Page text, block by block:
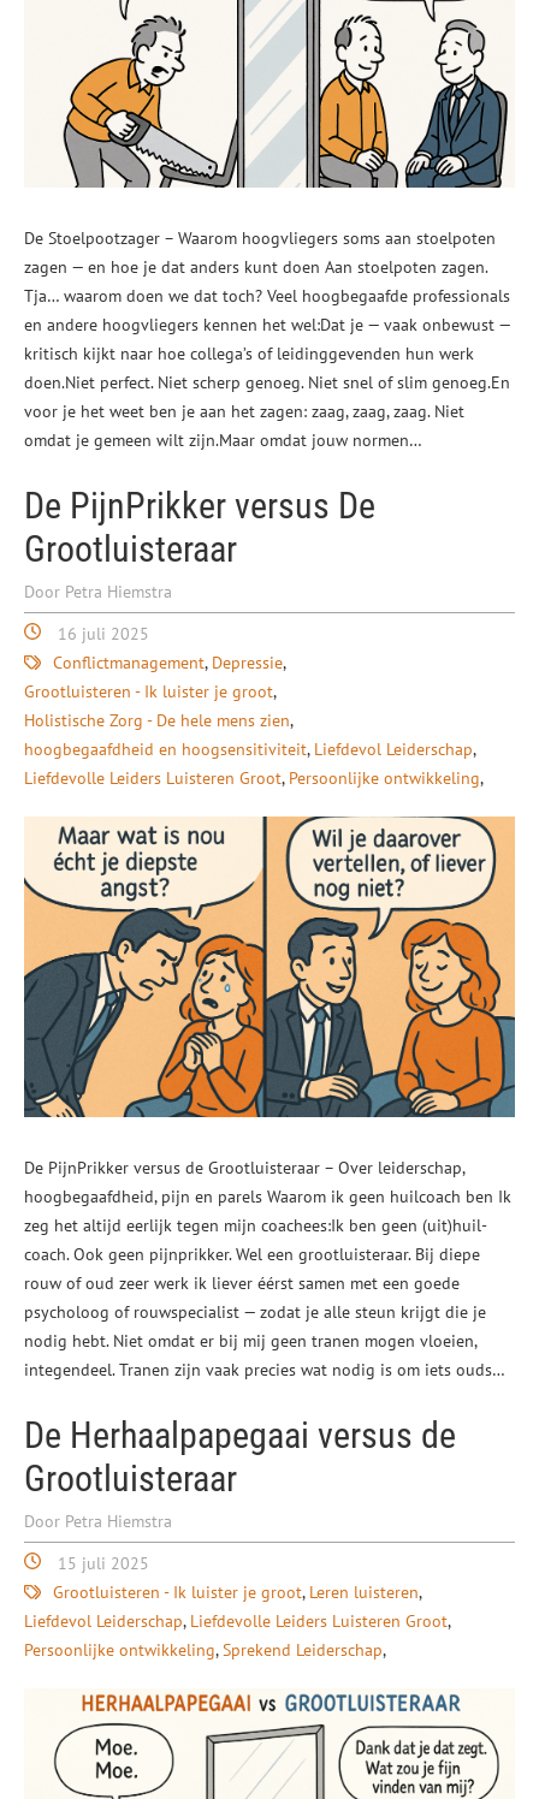
De Stoelpootzager – Waarom hoogvliegers soms aan stoelpoten
zagen — en hoe je dat anders kunt doen Aan stoelpoten zagen.
Tja… waarom doen we dat toch? Veel hoogbegaafde professionals
en andere hoogvliegers kennen het wel:Dat je — vaak onbewust —
kritisch kijkt naar hoe collega’s of leidinggevenden hun werk
doen.Niet perfect. Niet scherp genoeg. Niet snel of slim genoeg.En
voor je het weet ben je aan het zagen: zaag, zaag, zaag. Niet
omdat je gemeen wilt zijn.Maar omdat jouw normen…
De PijnPrikker versus De
Grootluisteraar
Door Petra Hiemstra
16 juli 2025
Conflictmanagement Depressie
Grootluisteren - Ik luister je groot
Holistische Zorg - De hele mens zien
hoogbegaafdheid en hoogsensitiviteit Liefdevol Leiderschap
Liefdevolle Leiders Luisteren Groot Persoonlijke ontwikkeling
De PijnPrikker versus de Grootluisteraar – Over leiderschap,
hoogbegaafdheid, pijn en parels Waarom ik geen huilcoach ben Ik
zeg het altijd eerlijk tegen mijn coachees:Ik ben geen (uit)huil-
coach. Ook geen pijnprikker. Wel een grootluisteraar. Bij diepe
rouw of oud zeer werk ik liever éérst samen met een goede
psycholoog of rouwspecialist — zodat je alle steun krijgt die je
nodig hebt. Niet omdat er bij mij geen tranen mogen vloeien,
integendeel. Tranen zijn vaak precies wat nodig is om iets ouds…
De Herhaalpapegaai versus de
Grootluisteraar
Door Petra Hiemstra
15 juli 2025
Grootluisteren - Ik luister je groot Leren luisteren
Liefdevol Leiderschap Liefdevolle Leiders Luisteren Groot
Persoonlijke ontwikkeling Sprekend Leiderschap